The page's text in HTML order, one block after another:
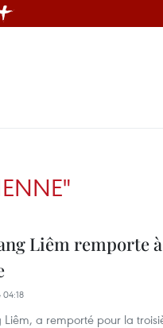
Liêm remporte
Liêm, a remporté pour la